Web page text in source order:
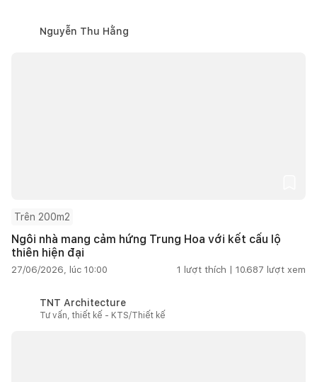
Nguyễn Thu Hằng
Trên 200m2
Ngôi nhà mang cảm hứng Trung Hoa với kết cấu lộ
thiên hiện đại
27/06/2026, lúc 10:00 1 lượt thích | 10.687 lượt xem
TNT Architecture
Tư vấn, thiết kế - KTS/Thiết kế